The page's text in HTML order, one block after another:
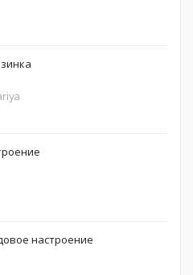
настроение